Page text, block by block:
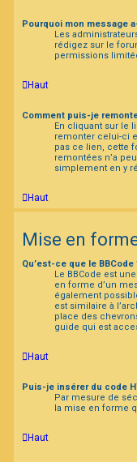
Pourquoi mon message
Les
rédigez sur le
permissions
Haut
Comment puis-je
En cliquant sur le
remonter celui-ci
pas ce lien, cette
remontées n’a
simplement en y
Haut
Mise en
Qu’est-ce que le BBCode
Le BBCode est
en forme d’un
également
est similaire à
place des
guide qui est
Haut
Puis-je insérer du code
Par mesure de
la mise en forme
Haut